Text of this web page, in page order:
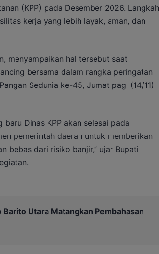
(KPP) pada Desember 2026. Langkah
kerja yang lebih layak, aman, dan
menyampaikan hal tersebut saat
bersama dalam rangka peringatan
Sedunia ke-45, Jumat pagi (14/11)
baru Dinas KPP akan selesai pada
pemerintah daerah untuk memberikan
bebas dari risiko banjir,” ujar Bupati
Barito Utara Matangkan Pembahasan